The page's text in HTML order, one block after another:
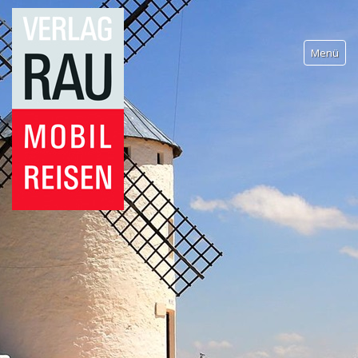
Menü
Wohnmobilreisen
Reiseführer